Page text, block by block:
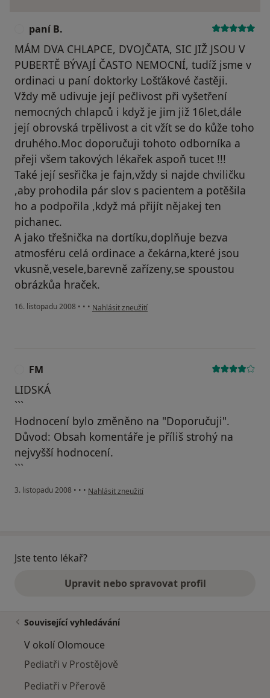
paní B.
MÁM DVA CHLAPCE, DVOJČATA, SIC JIŽ JSOU V
PUBERTĚ BÝVAJÍ ČASTO NEMOCNÍ, tudíž jsme v
ordinaci u paní doktorky Lošťákové častěji.
Vždy mě udivuje její pečlivost při vyšetření
nemocných chlapců i když je jim již 16let,dále
její obrovská trpělivost a cit vžít se do kůže toho
druhého.Moc doporučuji tohoto odborníka a
přeji všem takových lékařek aspoň tucet !!!
Také její sesřička je fajn,vždy si najde chviličku
,aby prohodila pár slov s pacientem a potěšila
ho a podpořila ,když má přijít nějakej ten
pichanec.
A jako třešnička na dortíku,doplňuje bezva
atmosféru celá ordinace a čekárna,které jsou
vkusně,vesele,barevně zařízeny,se spoustou
obrázkůa hraček.
16. listopadu 2008 • • • podle názoru uživatele paní B.
Nahlásit zneužití
FM
LIDSKÁ
```
Hodnocení bylo změněno na "Doporučuji".
Důvod: Obsah komentáře je příliš strohý na
nejvyšší hodnocení.
```
3. listopadu 2008 • • • podle názoru uživatele FM
Nahlásit zneužití
Jste tento lékař?
Upravit nebo spravovat profil
Související vyhledávání
V okolí Olomouce
Pediatři v Prostějově
Pediatři v Přerově